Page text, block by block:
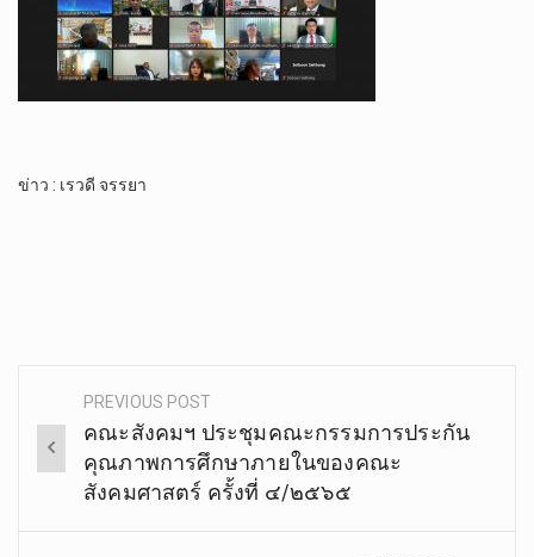
ข่าว : เรวดี จรรยา
Post
navigation
PREVIOUS POST
คณะสังคมฯ ประชุมคณะกรรมการประกัน
คุณภาพการศึกษาภายในของคณะ
สังคมศาสตร์ ครั้งที่ ๔/๒๕๖๕